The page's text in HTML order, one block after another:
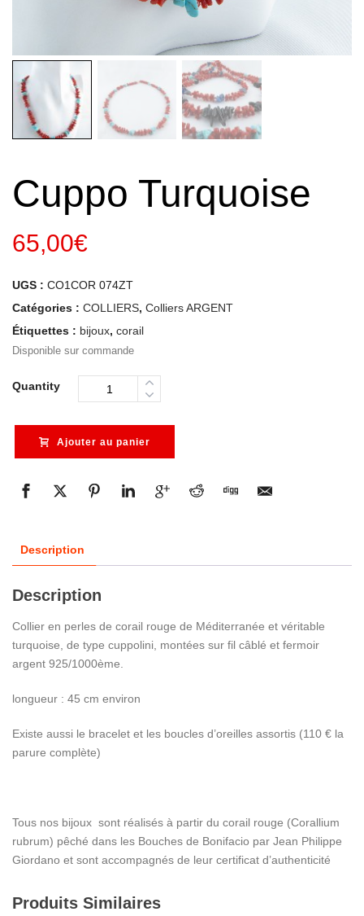
Cuppo Turquoise
65,00€
UGS : CO1COR 074ZT
Catégories : COLLIERS, Colliers ARGENT
Étiquettes : bijoux, corail
Disponible sur commande
Quantity
Ajouter au panier
Description
Description
Collier en perles de corail rouge de Méditerranée et véritable
turquoise, de type cuppolini, montées sur fil câblé et fermoir
argent 925/1000ème.
longueur : 45 cm environ
Existe aussi le bracelet et les boucles d’oreilles assortis (110 € la
parure complète)
Tous nos bijoux sont réalisés à partir du corail rouge (Corallium
rubrum) pêché dans les Bouches de Bonifacio par Jean Philippe
Giordano et sont accompagnés de leur certificat d’authenticité
Produits Similaires